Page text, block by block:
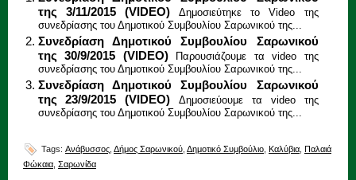
της 3/11/2015 (VIDEO)
Δημοσιεύτηκε το Video της
συνεδρίασης του Δημοτικού Συμβουλίου Σαρωνικού της...
Συνεδρίαση Δημοτικού Συμβουλίου Σαρωνικού
της 30/9/2015 (VIDEO)
Παρουσιάζουμε τα video της
συνεδρίασης του Δημοτικού Συμβουλίου Σαρωνικού της...
Συνεδρίαση Δημοτικού Συμβουλίου Σαρωνικού
της 23/9/2015 (VIDEO)
Δημοσιεύουμε τα video της
συνεδρίασης του Δημοτικού Συμβουλίου Σαρωνικού της...
Tags: Ανάβυσσος Δήμος Σαρωνικού Δημοτικό Συμβούλιο Καλύβια Παλαιά
Φώκαια Σαρωνίδα